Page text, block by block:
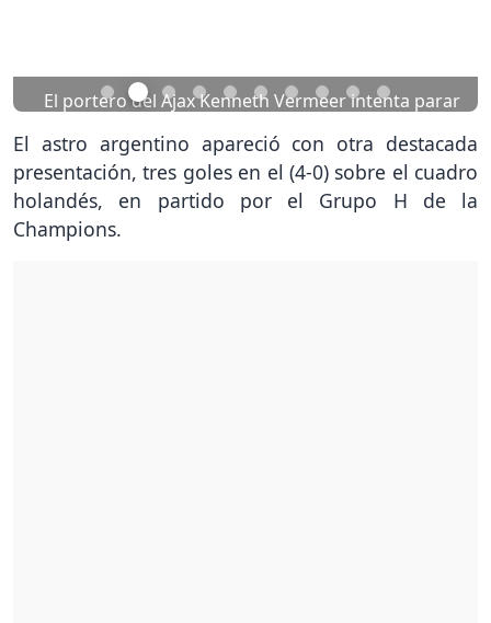
El delantero argentino del FC Barcelona Lionel
Foto: EFE
El astro argentino apareció con otra destacada
presentación, tres goles en el (4-0) sobre el cuadro
holandés, en partido por el Grupo H de la
Champions.